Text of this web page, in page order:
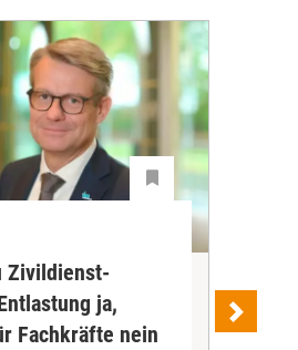
Zivildienst-
ja,
Fachkräfte nein